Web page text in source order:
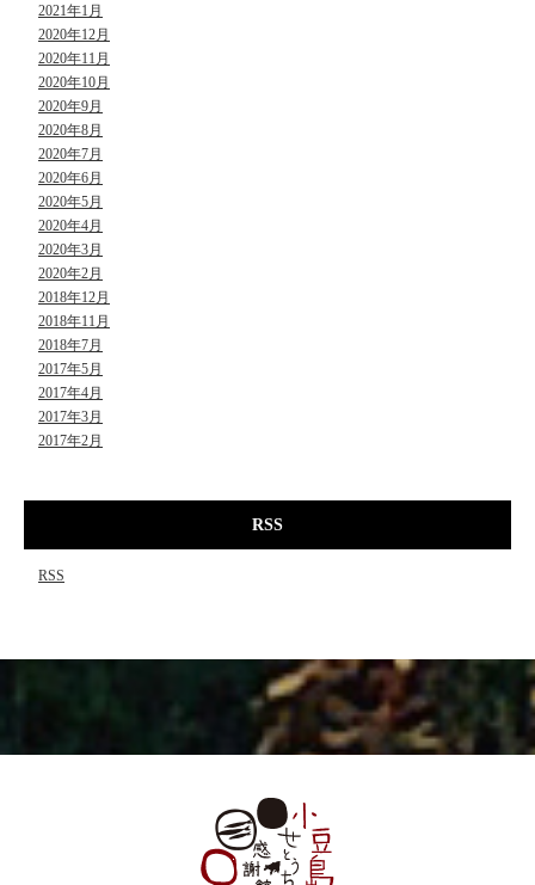
2021年1月
2020年12月
2020年11月
2020年10月
2020年9月
2020年8月
2020年7月
2020年6月
2020年5月
2020年4月
2020年3月
2020年2月
2018年12月
2018年11月
2018年7月
2017年5月
2017年4月
2017年3月
2017年2月
RSS
RSS